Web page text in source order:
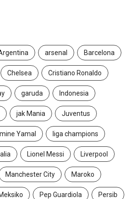
arsenal Barcelona
Chelsea Cristiano Ronaldo
garuda Indonesia
jak Mania Juventus
Yamal liga champions
Lionel Messi Liverpool
Manchester City Maroko
Pep Guardiola Persib